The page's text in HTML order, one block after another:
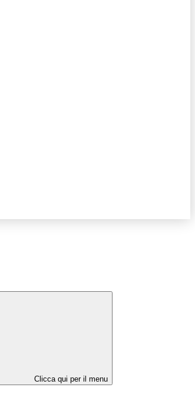
Clicca qui per il menu